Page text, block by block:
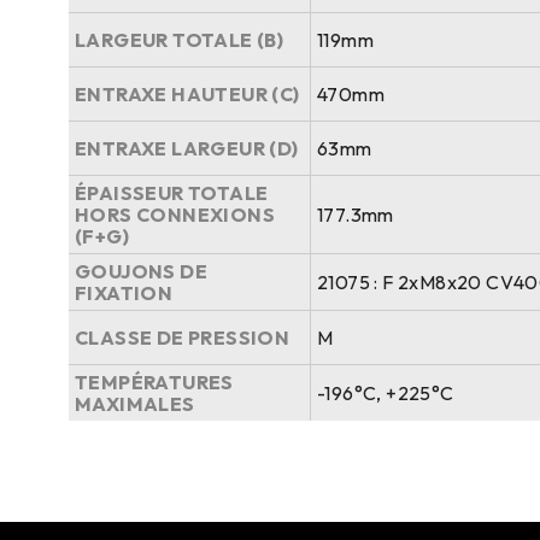
LARGEUR TOTALE (B) 119mm
ENTRAXE HAUTEUR (C) 470mm
ENTRAXE LARGEUR (D)
63mm
ÉPAISSEUR TOTALE
HORS CONNEXIONS
(F+G)
177.3mm
GOUJONS DE
FIXATION
21075 : F 2xM8x20
CLASSE DE PRESSION
M
TEMPÉRATURES
MAXIMALES
-196°C, +225°C